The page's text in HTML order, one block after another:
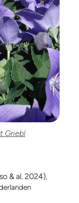
Griebl
& al. 2024),